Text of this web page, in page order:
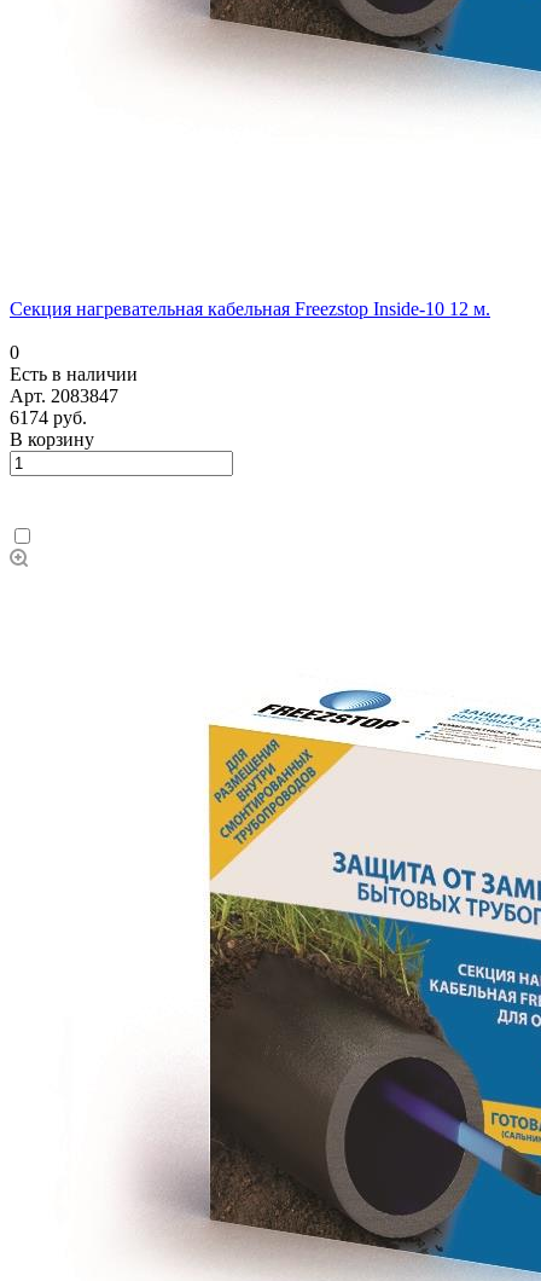
Секция нагревательная кабельная Freezstop Inside-10 12 м.
0
Есть в наличии
Арт. 2083847
6174 руб.
В корзину